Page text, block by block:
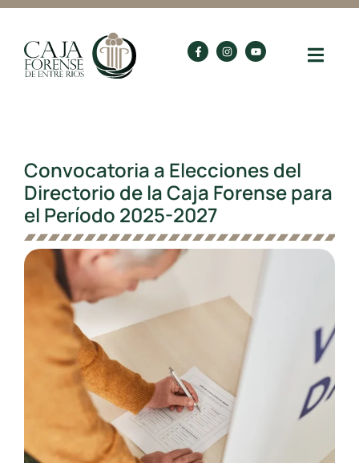
Convocatoria a Elecciones del
Directorio de la Caja Forense para
el Período 2025-2027